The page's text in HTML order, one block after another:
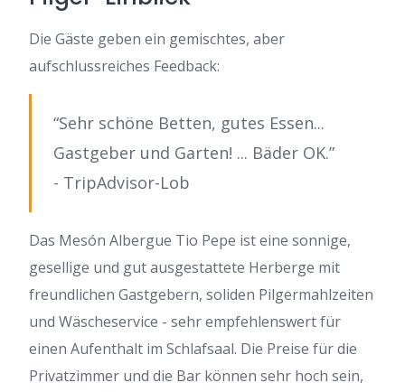
Die Gäste geben ein gemischtes, aber
aufschlussreiches Feedback:
“Sehr schöne Betten, gutes Essen...
Gastgeber und Garten! ... Bäder OK.”
- TripAdvisor-Lob
Das Mesón Albergue Tio Pepe ist eine sonnige,
gesellige und gut ausgestattete Herberge mit
freundlichen Gastgebern, soliden Pilgermahlzeiten
und Wäscheservice - sehr empfehlenswert für
einen Aufenthalt im Schlafsaal. Die Preise für die
Privatzimmer und die Bar können sehr hoch sein,